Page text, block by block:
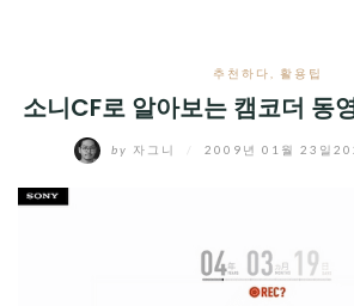
추천하다 활용팁
소니CF로 알아보는 캠코더 동
by 자그니 2009년 01월 23일
디지털트렌드
디지털라이프